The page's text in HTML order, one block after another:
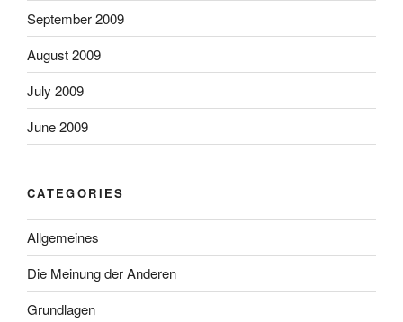
September 2009
August 2009
July 2009
June 2009
CATEGORIES
Allgemeines
Die Meinung der Anderen
Grundlagen